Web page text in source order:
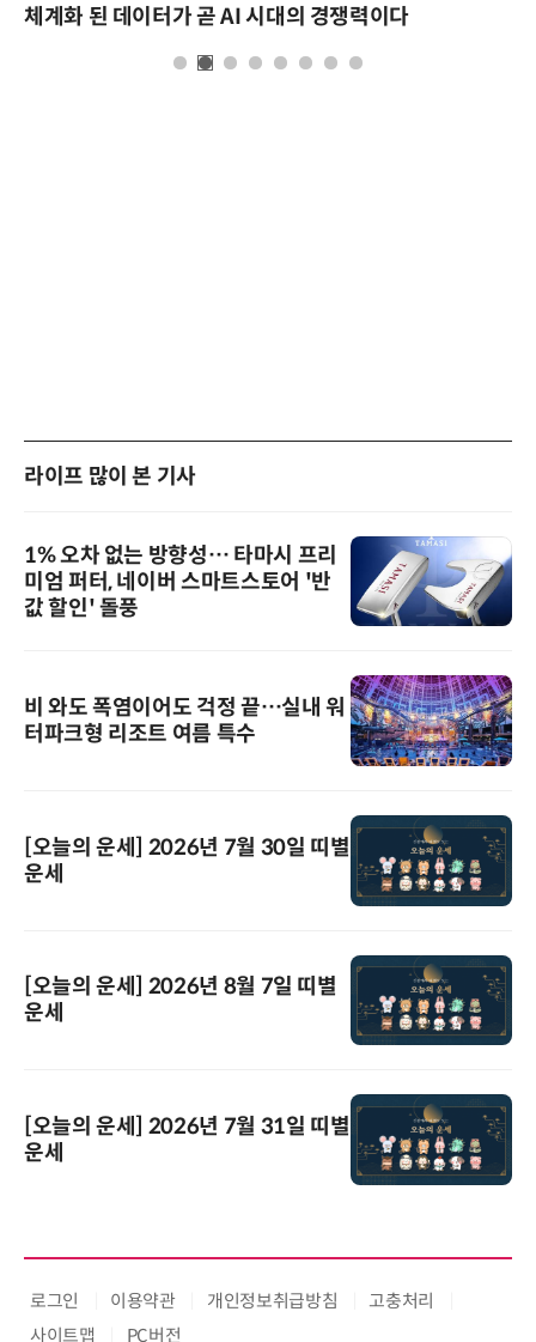
체계화 된 데이터가 곧 AI 시대의 경쟁력이다
라이프 많이 본 기사
1% 오차 없는 방향성… 타마시 프리
미엄 퍼터, 네이버 스마트스토어 '반
값 할인' 돌풍
비 와도 폭염이어도 걱정 끝…실내 워
터파크형 리조트 여름 특수
[오늘의 운세] 2026년 7월 30일 띠별
운세
[오늘의 운세] 2026년 8월 7일 띠별
운세
[오늘의 운세] 2026년 7월 31일 띠별
운세
로그인 이용약관 개인정보취급방침
고충처리
사이트맵
PC버전